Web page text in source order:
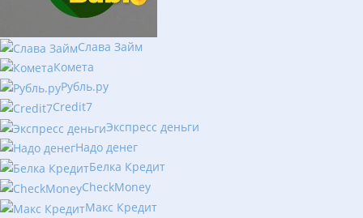
Слава Займ
Комета
Рубль.ру
Сredit7
Экспресс деньги
Надо денег
Белка Кредит
CheckMoney
Макс Кредит